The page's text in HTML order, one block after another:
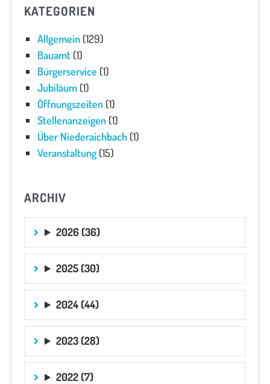
KATEGORIEN
Allgemein(129)
Bauamt(1)
Bürgerservice (1)
Jubiläum(1)
Öffnungszeiten(1)
Stellenanzeigen(1)
Über Niederaichbach(1)
Veranstaltung(15)
ARCHIV
2026 (36)
2025 (30)
2024 (44)
2023 (28)
2022 (7)